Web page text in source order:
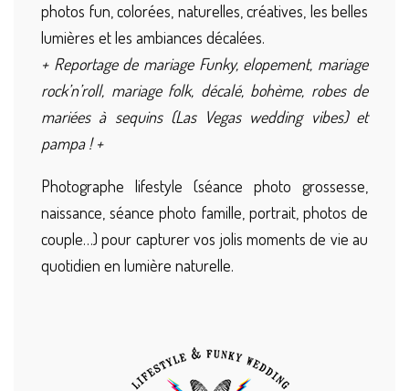
photos fun, colorées, naturelles, créatives, les belles
lumières et les ambiances décalées.
+ Reportage de mariage Funky, elopement, mariage
rock’n’roll, mariage folk, décalé, bohème, robes de
mariées à sequins (Las Vegas wedding vibes) et
pampa ! +
Photographe lifestyle (séance photo grossesse,
naissance, séance photo famille, portrait, photos de
couple…) pour capturer vos jolis moments de vie au
quotidien en lumière naturelle.